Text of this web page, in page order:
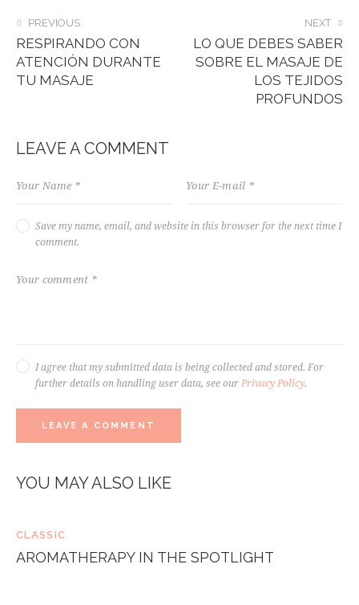
POST
NAVIGATION
PREVIOUS
RESPIRANDO CON
ATENCIÓN DURANTE
TU MASAJE
NEXT
LO QUE DEBES SABER
SOBRE EL MASAJE DE
LOS TEJIDOS
PROFUNDOS
LEAVE A COMMENT
Save my name, email, and website in this browser for the next time I
comment.
I agree that my submitted data is being collected and stored. For
further details on handling user data, see our Privacy Policy.
YOU MAY ALSO LIKE
CLASSIC
AROMATHERAPY IN THE SPOTLIGHT